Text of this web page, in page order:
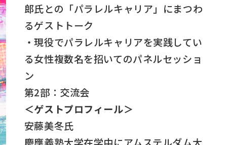
郎氏との「パラレルキャリア」にまつわ
るゲストトーク
・現役でパラレルキャリアを実践してい
る女性複数名を招いてのパネルセッショ
ン
第2部：交流会
＜ゲストプロフィール＞
安藤美冬氏